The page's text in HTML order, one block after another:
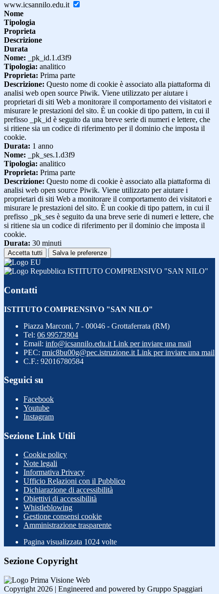
www.icsannilo.edu.it
Nome
Tipologia
Proprieta
Descrizione
Durata
Nome: _pk_id.1.d3f9
Tipologia: analitico
Proprieta: Prima parte
Descrizione: Questo nome di cookie è associato alla piattaforma di
analisi web open source Piwik. Viene utilizzato per aiutare i
proprietari di siti Web a monitorare il comportamento dei visitatori e
misurare le prestazioni del sito. È un cookie di tipo pattern, in cui il
prefisso _pk_id è seguito da una breve serie di numeri e lettere, che
si ritiene sia un codice di riferimento per il dominio che imposta il
cookie.
Durata: 1 anno
Nome: _pk_ses.1.d3f9
Tipologia: analitico
Proprieta: Prima parte
Descrizione: Questo nome di cookie è associato alla piattaforma di
analisi web open source Piwik. Viene utilizzato per aiutare i
proprietari di siti Web a monitorare il comportamento dei visitatori e
misurare le prestazioni del sito. È un cookie di tipo pattern, in cui il
prefisso _pk_ses è seguito da una breve serie di numeri e lettere, che
si ritiene sia un codice di riferimento per il dominio che imposta il
cookie.
Durata: 30 minuti
Accetta tutti Salva le preferenze
ISTITUTO COMPRENSIVO "SAN NILO"
Contatti
ISTITUTO COMPRENSIVO "SAN NILO"
Piazza Marconi, 7 - 00046 - Grottaferrata (RM)
Tel: 06 99573904
Email: info@icsannilo.edu.it Link per inviare una mail
PEC: rmic8bu00g@pec.istruzione.it Link per inviare una mail
C.F.: 92016780584
Seguici su
Facebook
Youtube
Instagram
Sezione Link Utili
Cookie policy
Note legali
Informativa Privacy
Ufficio Relazioni con il Pubblico
Dichiarazione di accessibilità
Obiettivi di accessibilità
Whistleblowing
Gestione consensi cookie
Amministrazione trasparente
Pagina visualizzata 1024 volte
Sezione Copyright
Copyright 2026 | Engineered and powered by Gruppo Spaggiari